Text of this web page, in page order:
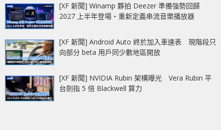
[XF 新聞] Winamp 夥拍 Deezer 準備強勢回歸
2027 上半年登場‧重新定義串流音樂播放器
[XF 新聞] Android Auto 終於加入車速表 現階段只
向部分 beta 用戶同少數地區開放
[XF 新聞] NVIDIA Rubin 架構曝光 Vera Rubin 平
台劍指 5 倍 Blackwell 算力